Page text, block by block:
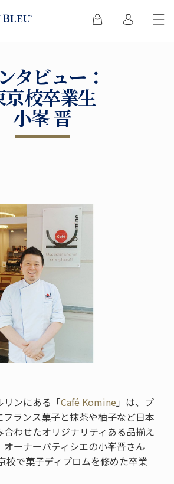
タビュー：
京校卒業生
小峯 晋
リンにある「Café Komine 」は、プ
フランス菓子と抹茶や柚子など日本
合わせたオリジナリティある品揃え
ーナーパティシエの小峯晋さん
校で菓子ディプロムを修めた卒業